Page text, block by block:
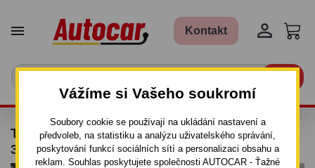
Vážíme si Vašeho soukromí
Soubory cookie se používají na ukládání nastavení a
předvoleb, na statistiku a analýzu uživatelského správání,
poskytování funkcí sociálních sítí a personalizaci obsahu a
reklam. Souhlas poskytujete společnosti AUTOCAR - Ťažné
 Kontakt 
TAŽNÉ ZAŘÍZENÍ PRO VOLKSWAGEN FOX -
3 DV. - ŠROUBOVÝ SYSTÉM